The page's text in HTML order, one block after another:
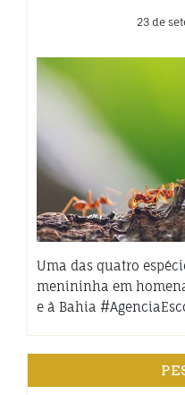
23 de
Uma das quatro
menininha em
e à Bahia